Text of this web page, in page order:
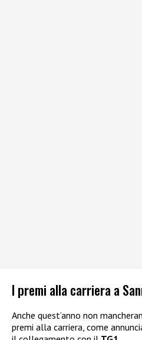
I premi alla carriera a
Anche quest’anno non
premi alla carriera, come